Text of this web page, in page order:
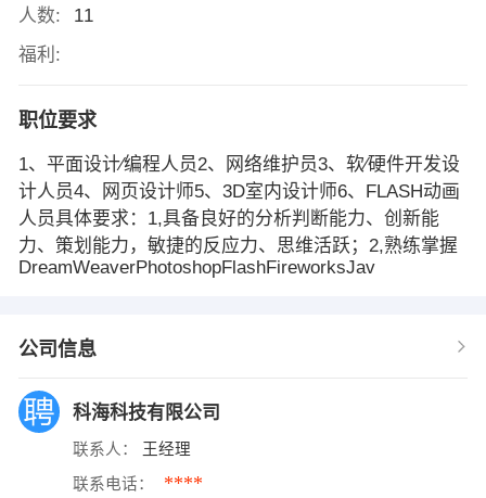
人数:
11
福利:
职位要求
1、平面设计∕编程人员2、网络维护员3、软∕硬件开发设
计人员4、网页设计师5、3D室内设计师6、FLASH动画
人员具体要求：1,具备良好的分析判断能力、创新能
力、策划能力，敏捷的反应力、思维活跃；2,熟练掌握
DreamWeaverPhotoshopFlashFireworksJav
公司信息
科海科技有限公司
联系人： 王经理
联系电话： ****